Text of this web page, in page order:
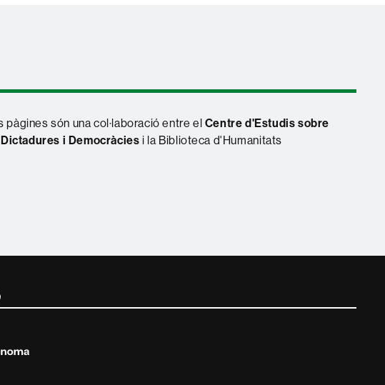
pàgines són una col·laboració entre el Centre d'Estudis sobre
Dictadures i Democràcies i la Biblioteca d'Humanitats